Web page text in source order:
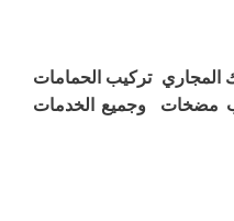
تركيب الحمامات
مضخات وجميع الخدمات